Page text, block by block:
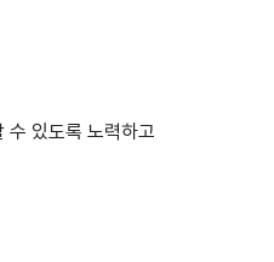
수 있도록 노력하고